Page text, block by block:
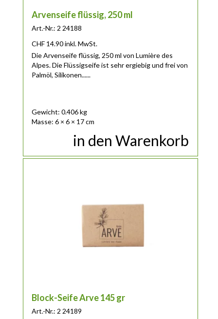
Arvenseife flüssig, 250 ml
Art.-Nr.: 2 24188
CHF 14.90 inkl. MwSt.
Die Arvenseife flüssig, 250 ml von Lumière des
Alpes. Die Flüssigseife ist sehr ergiebig und frei von
Palmöl, Silikonen......
Gewicht: 0.406 kg
Masse: 6 × 6 × 17 cm
in den Warenkorb
Block-Seife Arve 145 gr
Art.-Nr.: 2 24189